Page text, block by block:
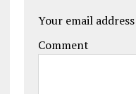
Your email
Comment